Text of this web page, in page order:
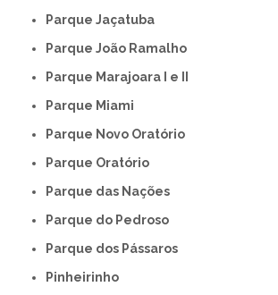
Parque Jaçatuba
Parque João Ramalho
Parque Marajoara I e II
Parque Miami
Parque Novo Oratório
Parque Oratório
Parque das Nações
Parque do Pedroso
Parque dos Pássaros
Pinheirinho